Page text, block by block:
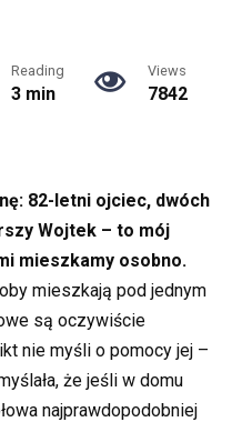
Reading
3 min
Views
7842
82-letni ojciec, dwóch
Wojtek – to mój
mieszkamy osobno.
mieszkają pod jednym
są oczywiście
nie myśli o pomocy jej –
że jeśli w domu
najprawdopodobniej